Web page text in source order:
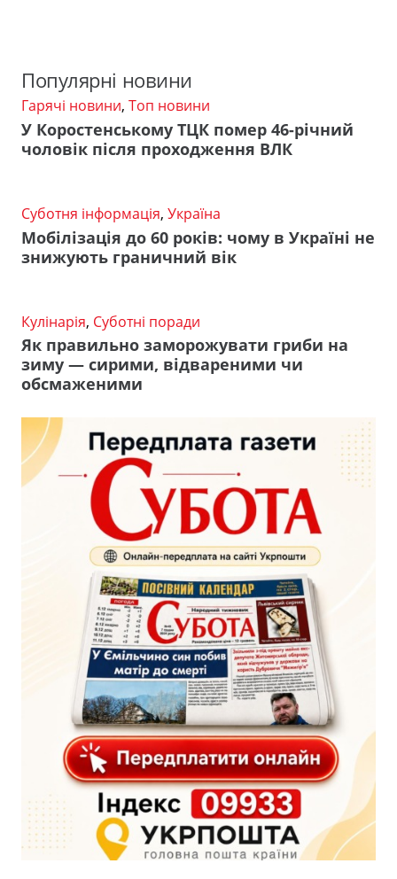
Популярні новини
Гарячі новини, Топ новини
У Коростенському ТЦК помер 46-річний
чоловік після проходження ВЛК
Суботня інформація, Україна
Мобілізація до 60 років: чому в Україні не
знижують граничний вік
Кулінарія, Суботні поради
Як правильно заморожувати гриби на
зиму — сирими, відвареними чи
обсмаженими